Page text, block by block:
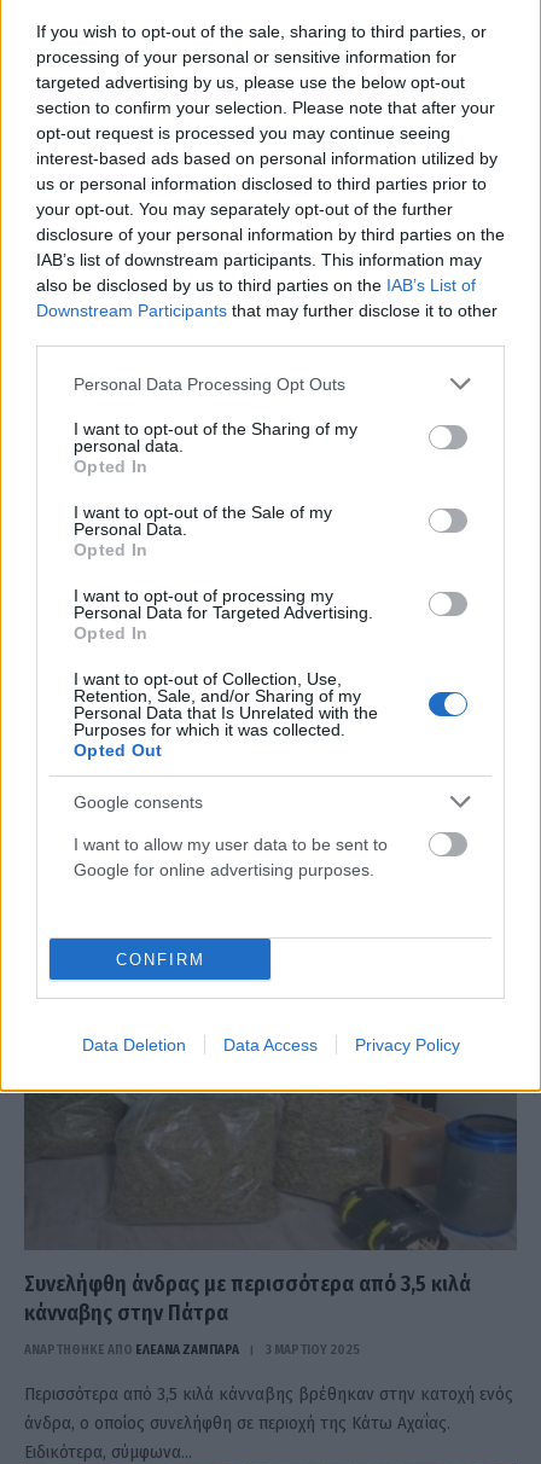
If you wish to opt-out of the sale, sharing to third parties, or
processing of your personal or sensitive information for
targeted advertising by us, please use the below opt-out
section to confirm your selection. Please note that after your
opt-out request is processed you may continue seeing
interest-based ads based on personal information utilized by
us or personal information disclosed to third parties prior to
your opt-out. You may separately opt-out of the further
disclosure of your personal information by third parties on the
IAB’s list of downstream participants. This information may
also be disclosed by us to third parties on the IAB’s List of
Downstream Participants that may further disclose it to other
Please note that this website/app uses one or more Google
not limited to your visit or usage behaviour. You may click to
grant or deny consent to Google and its third-party tags to
use your data for below specified purposes in below Google
consent section.
Personal Data Processing Opt Outs
I want to opt-out of the Sharing of my
personal data.
Opted In
I want to opt-out of the Sale of my
Personal Data.
Opted In
I want to opt-out of processing my
Personal Data for Targeted Advertising.
Opted In
I want to opt-out of Collection, Use,
Retention, Sale, and/or Sharing of my
Personal Data that Is Unrelated with the
Purposes for which it was collected.
Opted Out
Google consents
I want to allow my user data to be sent to
Google for online advertising purposes.
CONFIRM
Data Deletion Data Access Privacy Policy
Συνελήφθη επ’ αυτοφώρω ένας δράστης
ΑΝΑΡΤΗΘΗΚΕ ΑΠΟ ΓΕΩΡΓΊΑ ΝΤΟΎΝΗ 5 ΜΑΡΤΊΟΥ 2025
Συνελήφθη άνδρας με περισσότερα από 3,5 κιλά
κάνναβης στην Πάτρα
ΑΝΑΡΤΗΘΗΚΕ ΑΠΟ ΕΛΕΑΝΑ ΖΑΜΠΑΡΑ 3 ΜΑΡΤΊΟΥ 2025
Περισσότερα από 3,5 κιλά κάνναβης βρέθηκαν στην κατοχή ενός
άνδρα, ο οποίος συνελήφθη σε περιοχή της Κάτω Αχαΐας.
Ειδικότερα, σύμφωνα…